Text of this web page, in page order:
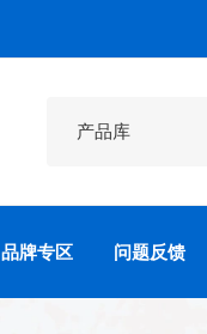
品牌专区 问题反馈